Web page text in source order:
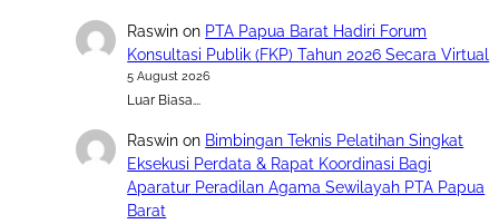
Raswin on PTA Papua Barat Hadiri Forum
Konsultasi Publik (FKP) Tahun 2026 Secara Virtual
5 August 2026
Luar Biasa….
Raswin on Bimbingan Teknis Pelatihan Singkat
Eksekusi Perdata & Rapat Koordinasi Bagi
Aparatur Peradilan Agama Sewilayah PTA Papua
Barat